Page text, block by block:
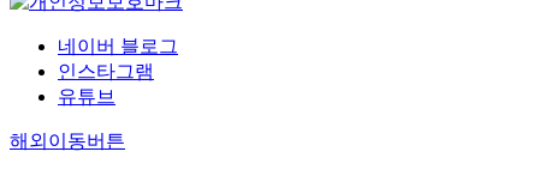
네이버 블로그
인스타그램
유튜브
해외이동버튼